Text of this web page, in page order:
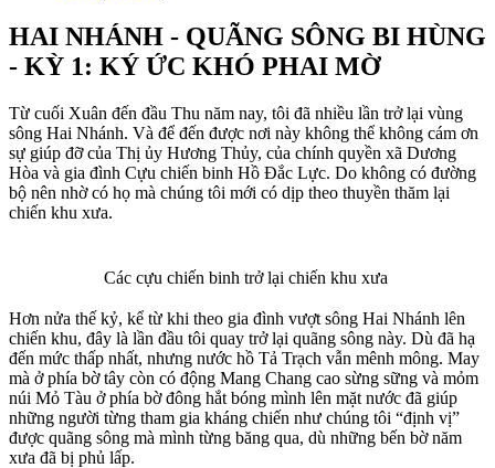
HAI NHÁNH - QUÃNG SÔNG BI HÙNG
- KỲ 1: KÝ ỨC KHÓ PHAI MỜ
Từ cuối Xuân đến đầu Thu năm nay, tôi đã nhiều lần trở lại vùng
sông Hai Nhánh. Và để đến được nơi này không thể không cám ơn
sự giúp đỡ của Thị ủy Hương Thủy, của chính quyền xã Dương
Hòa và gia đình Cựu chiến binh Hồ Đắc Lực. Do không có đường
bộ nên nhờ có họ mà chúng tôi mới có dịp theo thuyền thăm lại
chiến khu xưa.
Các cựu chiến binh trở lại chiến khu xưa
Hơn nửa thế kỷ, kể từ khi theo gia đình vượt sông Hai Nhánh lên
chiến khu, đây là lần đầu tôi quay trở lại quãng sông này. Dù đã hạ
đến mức thấp nhất, nhưng nước hồ Tả Trạch vẫn mênh mông. May
mà ở phía bờ tây còn có động Mang Chang cao sừng sững và mỏm
núi Mỏ Tàu ở phía bờ đông hắt bóng mình lên mặt nước đã giúp
những người từng tham gia kháng chiến như chúng tôi “định vị”
được quãng sông mà mình từng băng qua, dù những bến bờ năm
xưa đã bị phủ lấp.